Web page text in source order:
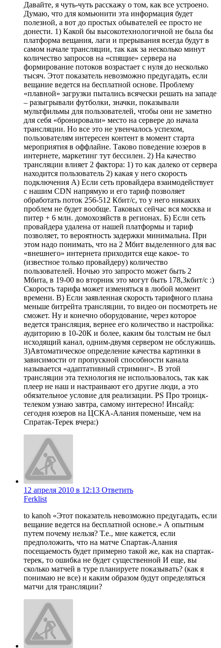
Давайте, я чуть-чуть расскажу о том, как все устроено.
Думаю, что для комьюнити эта информация будет
полезной, а вот до простых обывателей ее просто не
донести. 1) Какой бы высокотехнологичной не была бы
платформа вещания, лаги и прерывания всегда будут в
самом начале трансляции, так как за несколько минут
количество запросов на «спящие» сервера на
формирование потоков возрастает с нуля до несколько
тысяч. Этот показатель невозможно предугадать, если
вещание ведется на бесплатной основе. Проблему
«плавной» загрузки пытались всячески решать на западе
– разыгрывали футболки, значки, показывали
мультфильмы для пользователей, чтобы они не заметно
для себя «бронировали» место на сервере до начала
трансляции. Но все это не увенчалось успехом,
пользователям интересен контент в момент старта
мероприятия в оффлайне. Таково поведение юзеров в
интернете, маркетинг тут бессилен. 2) На качество
трансляции влияет 2 фактора: 1) то как далеко от сервера
находится пользователь 2) какая у него скорость
подключения А) Если сеть провайдера взаимодействует
с нашим CDN напрямую и его тариф позволяет
обработать поток 256-512 Кбит/с, то у него никаких
проблем не будет вообще. Таковых сейчас вся москва и
питер + 6 млн. домохозяйств в регионах. Б) Если сеть
провайдера удалена от нашей платформы и тариф
позволяет, то вероятность задержки минимальна. При
этом надо понимать, что на 2 Мбит выделенного для вас
«внешнего» интернета приходится еще какое- то
(известное только провайдеру) количество
пользователей. Ночью это запросто может быть 2
Мбита, в 19-00 во вторник это могут быть 178,3кбит/с :)
Скорость тарифа может изменяться в любой момент
времени. В) Если заявленная скорость тарифного плана
меньше битрейта трансляции, то видео он посмотреть не
сможет. Ну и конечно оборудование, через которое
ведется трансляция, вернее его количество и настройка:
аудиторию в 10-20К и более, каким бы толстым не был
исходящий канал, одним-двумя сервером не обслужишь.
3)Автоматическое определение качества картинки в
зависимости от пропускной способности канала
называется «адаптативный стриминг». В этой
трансляции эта технология не использовалось, так как
плеер не наш и настраивают его другие люди, а это
обязательное условие для реализации. PS Про троицк-
телеком узнаю завтра, самому интересно! Инсайд:
сегодня юзеров на ЦСКА-Алания поменьше, чем на
Спратак-Терек вчера:)
12 апреля 2010 в 12:13 Ответить
Ferklist
to kanoh «Этот показатель невозможно предугадать, если
вещание ведется на бесплатной основе.» А опытным
путем почему нельзя? Т.е., мне кажется, если
предположить, что на матче Спартак-Алания
посещаемость будет примерно такой же, как на спартак-
терек, то ошибка не будет существенной И еще, вы
сколько матчей в туре планируете показывать? (как я
понимаю не все) и каким образом будут определяться
матчи для трансляции?